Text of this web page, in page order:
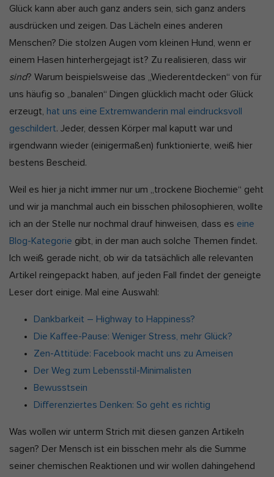
Glück kann aber auch ganz anders sein, sich ganz anders
ausdrücken und zeigen. Das Lächeln eines anderen
Menschen? Die stolzen Augen vom kleinen Hund, wenn er
einem Hasen hinterhergejagt ist? Zu realisieren, dass wir
sind? Warum beispielsweise das „Wiederentdecken“ von für
uns häufig so „banalen“ Dingen glücklich macht oder Glück
erzeugt, hat uns eine Extremwanderin mal eindrucksvoll
geschildert. Jeder, dessen Körper mal kaputt war und
irgendwann wieder (einigermaßen) funktionierte, weiß hier
bestens Bescheid.
Weil es hier ja nicht immer nur um „trockene Biochemie“ geht
und wir ja manchmal auch ein bisschen philosophieren, wollte
ich an der Stelle nur nochmal drauf hinweisen, dass es eine
Blog-Kategorie gibt, in der man auch solche Themen findet.
Ich weiß gerade nicht, ob wir da tatsächlich alle relevanten
Artikel reingepackt haben, auf jeden Fall findet der geneigte
Leser dort einige. Mal eine Auswahl:
Dankbarkeit – Highway to Happiness?
Die Kaffee-Pause: Weniger Stress, mehr Glück?
Zen-Attitüde: Facebook macht uns zu Ameisen
Der Weg zum Lebensstil-Minimalisten
Bewusstsein
Differenziertes Denken: So geht es richtig
Was wollen wir unterm Strich mit diesen ganzen Artikeln
sagen? Der Mensch ist ein bisschen mehr als die Summe
seiner chemischen Reaktionen und wir wollen dahingehend